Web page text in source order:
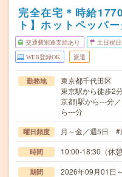
完全在宅＊時給
ト】ホットペッパ
交通費別途支給あり 土日祝
WEB登録OK 派遣
勤務地
東京都千代田区
東京駅から徒歩2
京都)駅から---分
ら---分
曜日頻度 月～金／週5日 #
時間 10:00-18:30（休
期間 2026年09月01日